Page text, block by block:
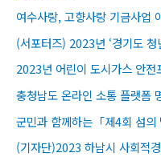
여수사랑, 고향사랑 기금사업
(서포터즈) 2023년 ‘경기도
2023년 어린이 도시가스 안전
충청남도 온라인 소통 플랫폼
군민과 함께하는「제4회 섬
(기자단)2023 하남시 사회적